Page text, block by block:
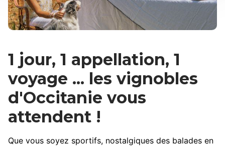
1 jour, 1 appellation, 1
voyage ... les vignobles
d'Occitanie vous
attendent !
Que vous soyez sportifs, nostalgiques des balades en